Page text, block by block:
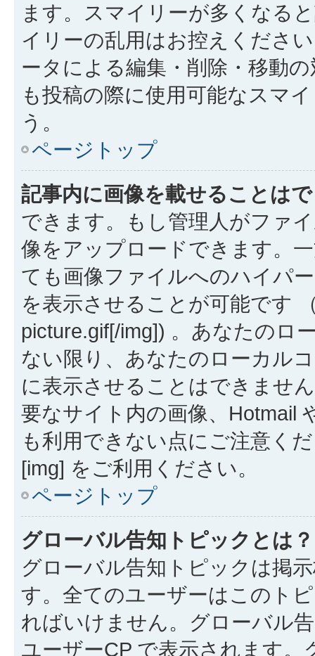
ます。スマイリーが多くなる
イリーの乱用はお控えくださ
ータによる編集・削除・移動
も投稿の際に使用可能なスマ
う。
ページトップ
記事内に画像を載せることは
できます。もし管理人がファ
像をアップロードできます。
ても画像ファイルへのハイパ
を表示させることが可能です
picture.gif[/img]) 。あなたのロ
ない限り、あなたのローカル
に表示させることはできませ
要なサイト内の画像、Hotmail
も利用できない点にご注意く
[img] をご利用ください。
ページトップ
グローバル告知トピックとは？
グローバル告知トピックは掲
す。全てのユーザーはこのト
ればいけません。グローバル
ユーザーCP で表示されます